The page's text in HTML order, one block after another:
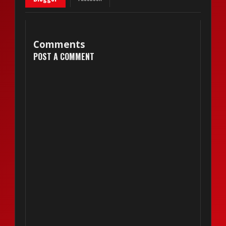
Comments
POST A COMMENT